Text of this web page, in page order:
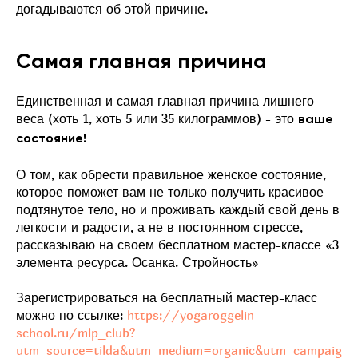
догадываются об этой причине.
Самая главная причина
Единственная и самая главная причина лишнего
веса (хоть 1, хоть 5 или 35 килограммов) - это ваше
состояние!
О том, как обрести правильное женское состояние,
которое поможет вам не только получить красивое
подтянутое тело, но и проживать каждый свой день в
легкости и радости, а не в постоянном стрессе,
рассказываю на своем бесплатном мастер-классе «3
элемента ресурса. Осанка. Стройность»
Зарегистрироваться на бесплатный мастер-класс
можно по ссылке: https://yogaroggelin-
school.ru/mlp_club?
utm_source=tilda&utm_medium=organic&utm_campaig